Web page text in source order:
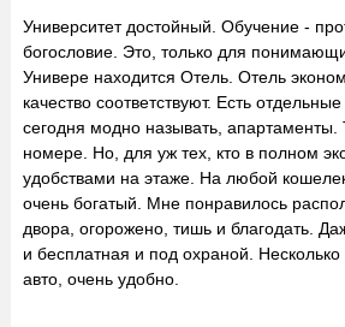
Университет достойный. Обучение -
богословие. Это, только для
Универе находится Отель. Отель
качество соответствуют. Есть
сегодня модно называть, апартаменты.
номере. Но, для уж тех, кто в полном
удобствами на этаже. На любой
очень богатый. Мне понравилось
двора, огорожено, тишь и благодать.
и бесплатная и под охраной.
авто, очень удобно.